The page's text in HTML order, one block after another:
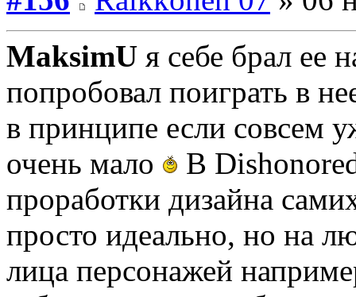
MaksimU я себе брал ее
попробовал поиграть в
в принципе если совсем
очень мало
В
проработки дизайна
просто идеально, но на
лица персонажей